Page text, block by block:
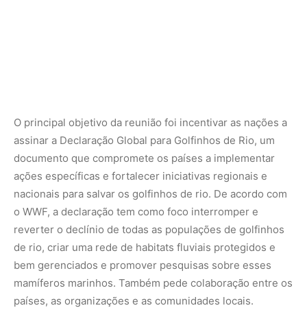
O principal objetivo da reunião foi incentivar as nações a
assinar a Declaração Global para Golfinhos de Rio, um
documento que compromete os países a implementar
ações específicas e fortalecer iniciativas regionais e
nacionais para salvar os golfinhos de rio. De acordo com
o WWF, a declaração tem como foco interromper e
reverter o declínio de todas as populações de golfinhos
de rio, criar uma rede de habitats fluviais protegidos e
bem gerenciados e promover pesquisas sobre esses
mamíferos marinhos. Também pede colaboração entre os
países, as organizações e as comunidades locais.